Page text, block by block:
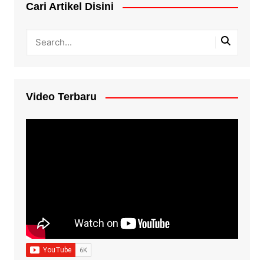
Cari Artikel Disini
Video Terbaru